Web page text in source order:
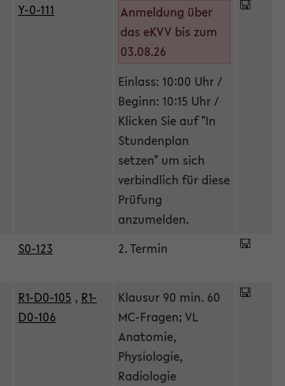
Y-0-111
Anmeldung über
das eKVV bis zum
03.08.26
Einlass: 10:00 Uhr /
Beginn: 10:15 Uhr /
Klicken Sie auf "In
Stundenplan
setzen" um sich
verbindlich für diese
Prüfung
anzumelden.
S0-123 2. Termin
R1-D0-105 , R1-
D0-106
Klausur 90 min. 60
MC-Fragen; VL
Anatomie,
Physiologie,
Radiologie